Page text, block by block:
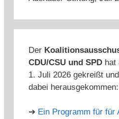
Der
CDU/CSU und SPD hat
1. Juli 2026 gekreißt
dabei herausgekommen:
➔ Ein Programm für für